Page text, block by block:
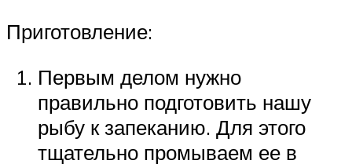
Приготовление:
Первым делом нужно
правильно подготовить нашу
рыбу к запеканию. Для этого
тщательно промываем ее в